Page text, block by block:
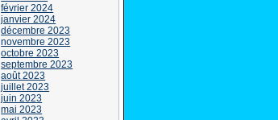
février 2024
janvier 2024
décembre 2023
novembre 2023
octobre 2023
septembre 2023
août 2023
juillet 2023
juin 2023
mai 2023